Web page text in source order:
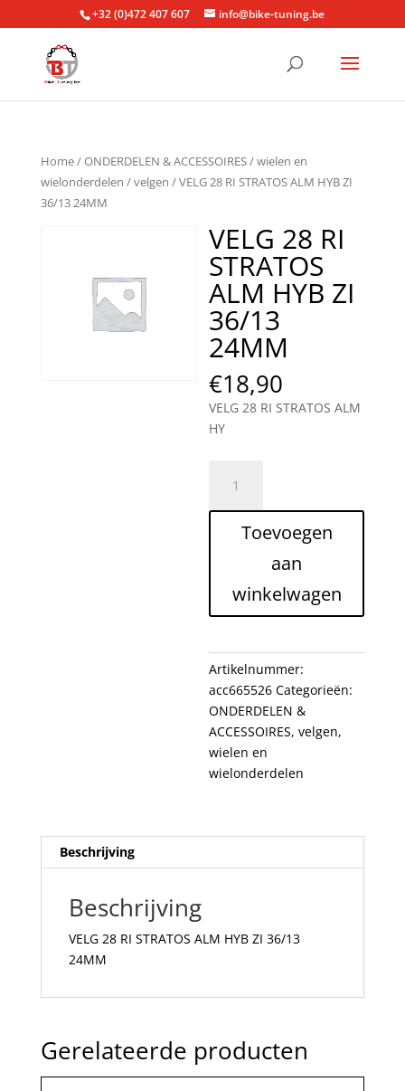
+32 (0)472 407 607 info@bike-tuning.be
Home/ONDERDELEN & ACCESSOIRES/wielen en
wielonderdelen /velgen / VELG 28 RI STRATOS ALM HYB ZI
36/13 24MM
VELG 28 RI
STRATOS
ALM HYB ZI
36/13
24MM
€18,90
VELG 28 RI STRATOS ALM
HY
RI
STRATOS
36/13
aantal
Toevoegen
aan
winkelwagen
Artikelnummer:
acc665526 Categorieën:
ONDERDELEN &
ACCESSOIRES,velgen,
wielen en
wielonderdelen
Beschrijving
Beschrijving
VELG 28 RI STRATOS ALM HYB ZI 36/13
24MM
Gerelateerde producten